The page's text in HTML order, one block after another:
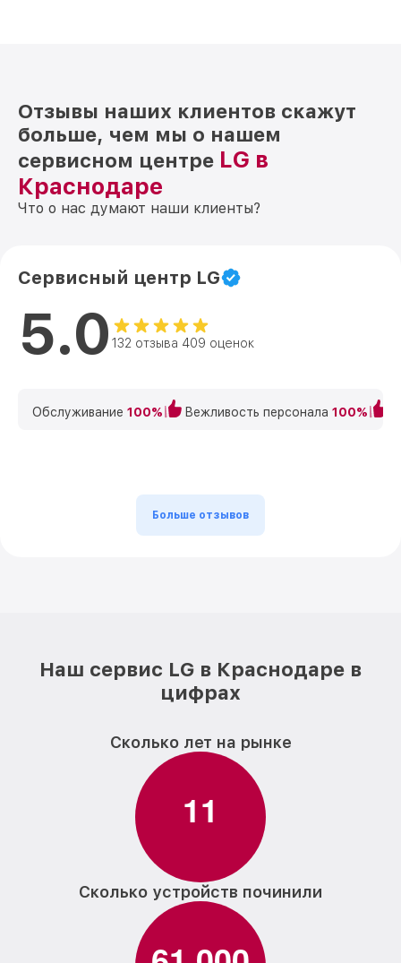
Отзывы наших клиентов скажут
больше, чем мы о нашем
сервисном центре LG в
Краснодаре
Что о нас думают наши клиенты?
Сервисный центр LG
5.0 132 отзыва 409 оценок
Обслуживание 100% Вежливость персонала 100%
Больше отзывов
Наш сервис LG в Краснодаре в
цифрах
Сколько лет на рынке
11
Сколько устройств починили